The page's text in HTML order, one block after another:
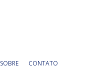
SOBRE CONTATO